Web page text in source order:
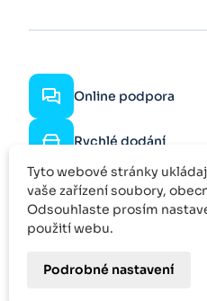
Online podpora
Rychlé dodání
Rychlá odezva
Specifická poptávka
Více kusů?
Tyto webové stránky
vaše zařízení soubory,
Odsouhlaste prosím
použití webu.
Podrobné nastavení